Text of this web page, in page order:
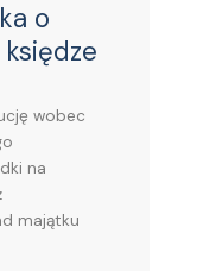
o
wobec
na
majątku